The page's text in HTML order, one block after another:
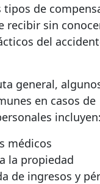
tipos de
recibir sin
del
general,
en casos de
incluyen:
médicos
la propiedad
de ingresos y